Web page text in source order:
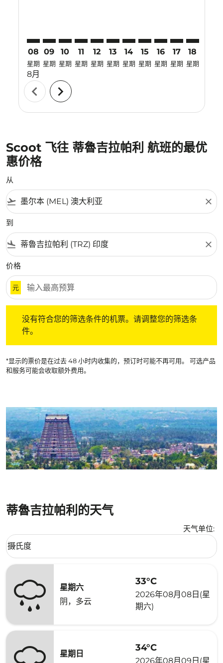
08
星期
8月
09
星期
10
星期
11
星期
12
星期
13
星期
14
星期
15
星期
16
星期
17
星期
18
星期
chevron_left chevron_right
Scoot 飞往 蒂魯吉拉帕利 航班的最优
惠价格
从
flight_takeoff close
到
flight_land close
价格
元
没有符合您的筛选条件的机票。请调整您的筛选条
件。
*显示的票价是在过去 48 小时内收集的，预订时可能不再可用。 可选产品
和服务可能会收取额外费用。
蒂魯吉拉帕利的天气
天气单位:
Weather unit option 摄氏度 Selected
摄氏度
keyboard_arrow_down
星期六
阴，多云
33°C
2026年08月08日(星
期六)
星期日
34°C
2026年08月09日(星